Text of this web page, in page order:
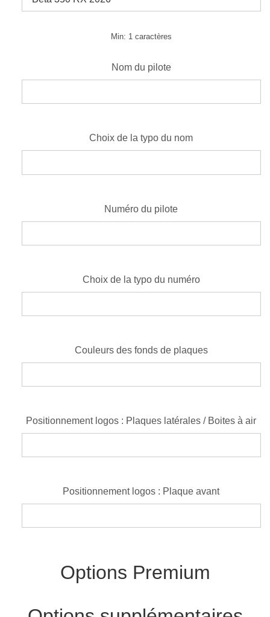
Min: 1 caractères
Nom du pilote
Choix de la typo du nom
Numéro du pilote
Choix de la typo du numéro
Couleurs des fonds de plaques
Positionnement logos : Plaques latérales / Boites à air
Positionnement logos : Plaque avant
Options Premium